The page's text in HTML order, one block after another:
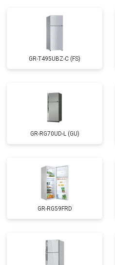
GR-T495UBZ-C (FS)
GR-RG70UD-L (GU)
GR-RG59FRD